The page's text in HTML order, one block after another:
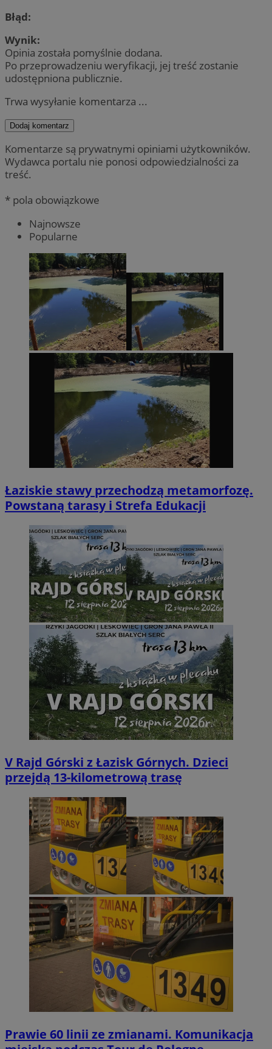
Błąd:
Wynik:
Opinia została pomyślnie dodana.
Po przeprowadzeniu weryfikacji, jej treść zostanie
udostępniona publicznie.
Trwa wysyłanie komentarza ...
Dodaj komentarz
Komentarze są prywatnymi opiniami użytkowników.
Wydawca portalu nie ponosi odpowiedzialności za
treść.
* pola obowiązkowe
Najnowsze
Popularne
Łaziskie stawy przechodzą metamorfozę.
Powstaną tarasy i Strefa Edukacji
V Rajd Górski z Łazisk Górnych. Dzieci
przejdą 13-kilometrową trasę
Prawie 60 linii ze zmianami. Komunikacja